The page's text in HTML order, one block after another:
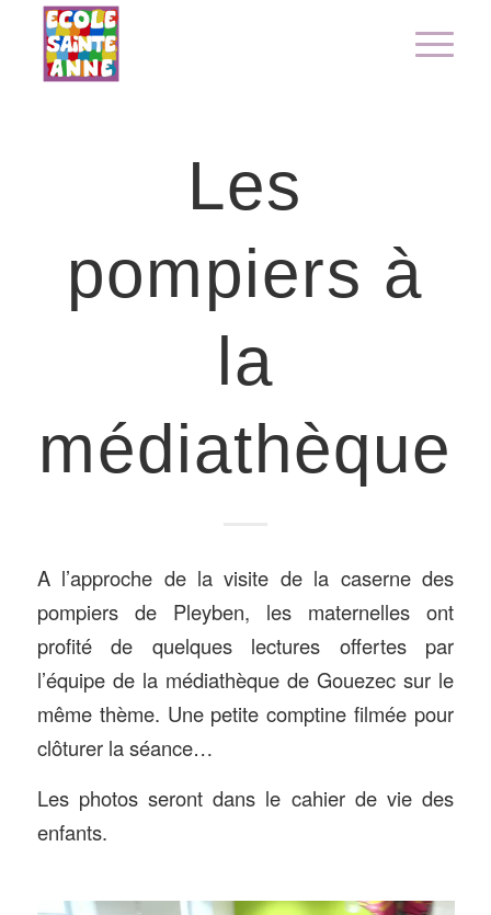
Les
pompiers à
la
médiathèque
A l’approche de la visite de la caserne des
pompiers de Pleyben, les maternelles ont
profité de quelques lectures offertes par
l’équipe de la médiathèque de Gouezec sur le
même thème. Une petite comptine filmée pour
clôturer la séance…
Les photos seront dans le cahier de vie des
enfants.